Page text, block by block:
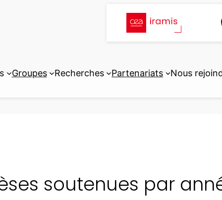
Groupes Recherches Partenariats Nous
soutenues par